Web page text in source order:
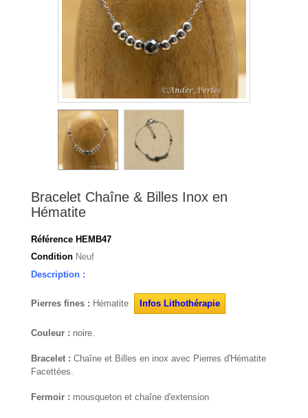
Bracelet Chaîne & Billes Inox en
Hématite
Référence HEMB47
Condition Neuf
Description :
Pierres fines : Hématite Infos Lithothérapie
Couleur : noire.
Bracelet : Chaîne et Billes en inox avec Pierres d'Hématite
Facettées.
Fermoir : mousqueton et chaîne d'extension